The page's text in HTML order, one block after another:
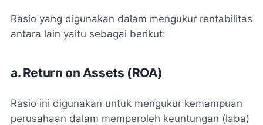
Rasio yang digunakan dalam mengukur rentabilitas
antara lain yaitu sebagai berikut:
a. Return on Assets (ROA)
Rasio ini digunakan untuk mengukur kemampuan
perusahaan dalam memperoleh keuntungan (laba)